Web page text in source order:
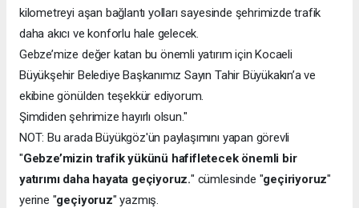
kilometreyi aşan bağlantı yolları sayesinde şehrimizde trafik
daha akıcı ve konforlu hale gelecek.
Gebze’mize değer katan bu önemli yatırım için Kocaeli
Büyükşehir Belediye Başkanımız Sayın Tahir Büyükakın’a ve
ekibine gönülden teşekkür ediyorum.
Şimdiden şehrimize hayırlı olsun."
NOT: Bu arada Büyükgöz'ün paylaşımını yapan görevli
"Gebze’mizin trafik yükünü hafifletecek önemli bir
yatırımı daha hayata geçiyoruz." cümlesinde "geçiriyoruz"
yerine "geçiyoruz" yazmış.